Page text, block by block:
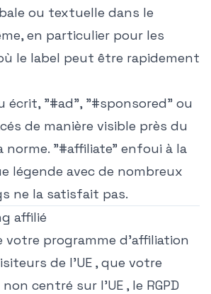
ou textuelle dans le
en particulier pour les
le label peut être rapidement
écrit, "#ad", "#sponsored" ou
de manière visible près du
"#affiliate" enfoui à la
légende avec de nombreux
ne la satisfait pas.
affilié
votre programme d'affiliation
de l'UE , que votre
centré sur l'UE , le RGPD